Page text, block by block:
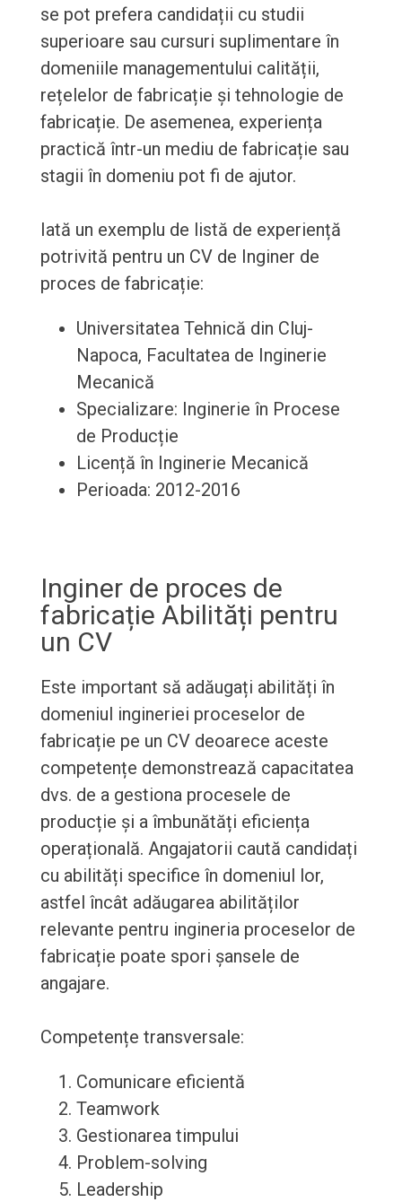
se pot prefera candidații cu studii
superioare sau cursuri suplimentare în
domeniile managementului calității,
rețelelor de fabricație și tehnologie de
fabricație. De asemenea, experiența
practică într-un mediu de fabricație sau
stagii în domeniu pot fi de ajutor.
Iată un exemplu de listă de experiență
potrivită pentru un CV de Inginer de
proces de fabricație:
Universitatea Tehnică din Cluj-
Napoca, Facultatea de Inginerie
Mecanică
Specializare: Inginerie în Procese
de Producție
Licență în Inginerie Mecanică
Perioada: 2012-2016
Inginer de proces de
fabricație Abilități pentru
un CV
Este important să adăugați abilități în
domeniul ingineriei proceselor de
fabricație pe un CV deoarece aceste
competențe demonstrează capacitatea
dvs. de a gestiona procesele de
producție și a îmbunătăți eficiența
operațională. Angajatorii caută candidați
cu abilități specifice în domeniul lor,
astfel încât adăugarea abilităților
relevante pentru ingineria proceselor de
fabricație poate spori șansele de
angajare.
Competențe transversale:
Comunicare eficientă
Teamwork
Gestionarea timpului
Problem-solving
Leadership